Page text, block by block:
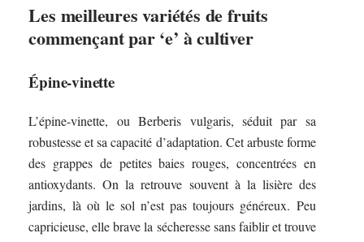
Les meilleures variétés de fruits
commençant par ‘e’ à cultiver
Épine-vinette
L’épine-vinette, ou Berberis vulgaris, séduit par sa
robustesse et sa capacité d’adaptation. Cet arbuste forme
des grappes de petites baies rouges, concentrées en
antioxydants. On la retrouve souvent à la lisière des
jardins, là où le sol n’est pas toujours généreux. Peu
capricieuse, elle brave la sécheresse sans faiblir et trouve